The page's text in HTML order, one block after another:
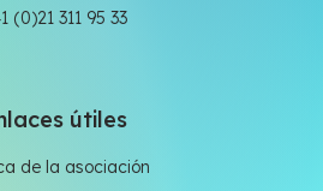
(0)21 311 95 33
útiles
de la asociación